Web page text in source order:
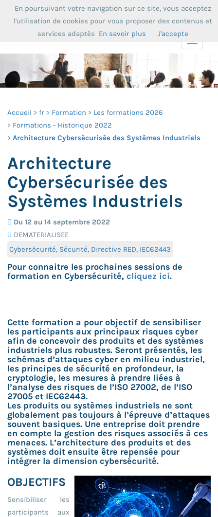
Toggle
Accueil fr Formation
Les formations 2026
Formations - Historique 2022
Architecture Cybersécurisée des Systèmes Industriels
Architecture
Cybersécurisée des
Systèmes Industriels
Du 12 au 14 septembre 2022
DEMATERIALISEE
Cybersécurité, Sécurité, Directive RED, IEC62443
Pour connaitre les prochaines sessions de
formation en Cybersécurité, cliquez ici.
Cette formation a pour objectif de sensibiliser
les participants aux principaux risques cyber
afin de concevoir des produits et des systèmes
industriels plus robustes. Seront présentés, les
schémas d’attaques cyber en milieu industriel,
les principes de sécurité en profondeur, la
cryptologie, les mesures à prendre liées à
l’analyse des risques de l’ISO 27002, de l’ISO
27005 et IEC62443.
Les produits ou systèmes industriels ne sont
globalement pas toujours à l’épreuve d’attaques
souvent basiques. Une entreprise doit prendre
en compte la gestion des risques associés à ces
menaces. L’architecture des produits et des
systèmes doit ensuite être repensée pour
intégrer la dimension cybersécurité.
OBJECTIFS
Sensibiliser les
participants aux
En poursuivant votre navigation sur ce site, vous acceptez
l'utilisation de cookies pour vous proposer des contenus et
services adaptés En savoir plus J'accepte